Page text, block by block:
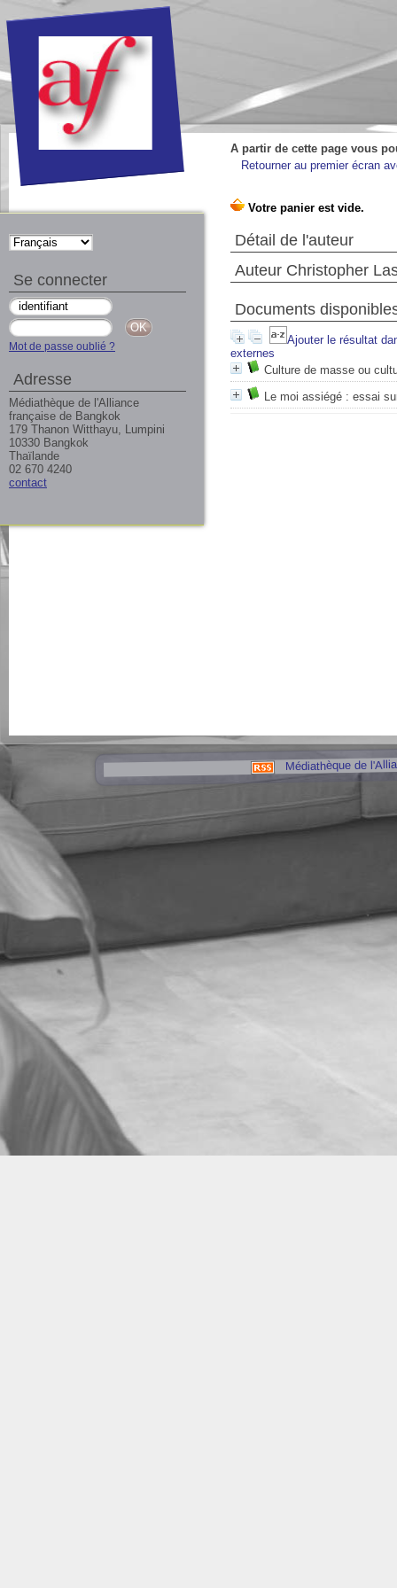
A partir de cette page vous
Retourner au premier écran
Détail de l'auteur
Auteur Christopher
Documents
Ajouter le résultat
externes
Culture de masse ou
Le moi assiégé : essai
Médiathèque de
Se connecter
Mot de passe oublié ?
Adresse
Médiathèque de l'Alliance
française de Bangkok
179 Thanon Witthayu, Lumpini
10330 Bangkok
Thaïlande
02 670 4240
contact